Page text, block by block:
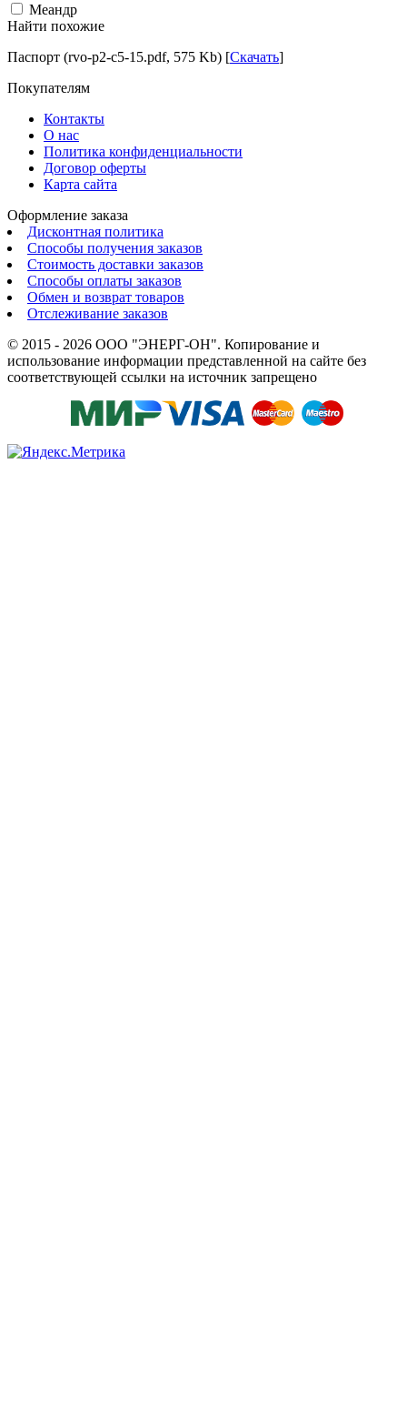
Меандр
Найти похожие
Паспорт (rvo-p2-c5-15.pdf, 575 Kb) [Скачать]
Покупателям
Контакты
О нас
Политика конфиденциальности
Договор оферты
Карта сайта
Оформление заказа
Дисконтная политика
Способы получения заказов
Стоимость доставки заказов
Способы оплаты заказов
Обмен и возврат товаров
Отслеживание заказов
© 2015 - 2026 ООО "ЭНЕРГ-ОН". Копирование и
использование информации представленной на сайте без
соответствующей ссылки на источник запрещено